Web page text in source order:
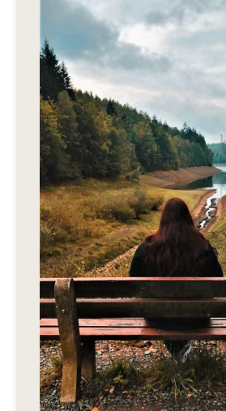
Editionen 2017–2021
FreeStyle 2021
FreeStyle 2020
FreeStyle 2019
FreeStyle 2018
FreeStyle 2017
Ateliers